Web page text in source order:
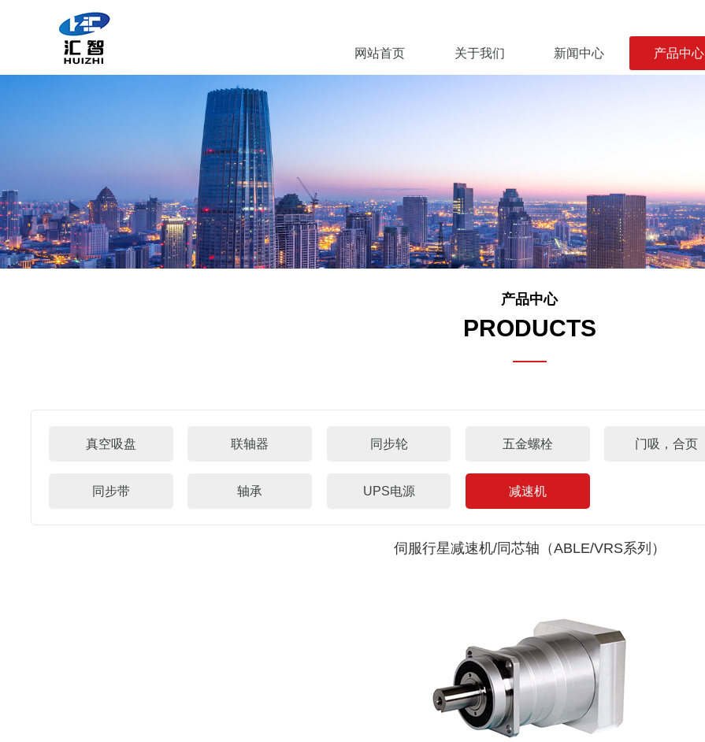
网站首页 关于我们 新闻中心 产品中心
产品中心
PRODUCTS
真空吸盘 联轴器 同步轮 五金螺栓 门吸，合页
同步带 轴承 UPS电源 减速机
伺服行星减速机/同芯轴（ABLE/VRS系列）